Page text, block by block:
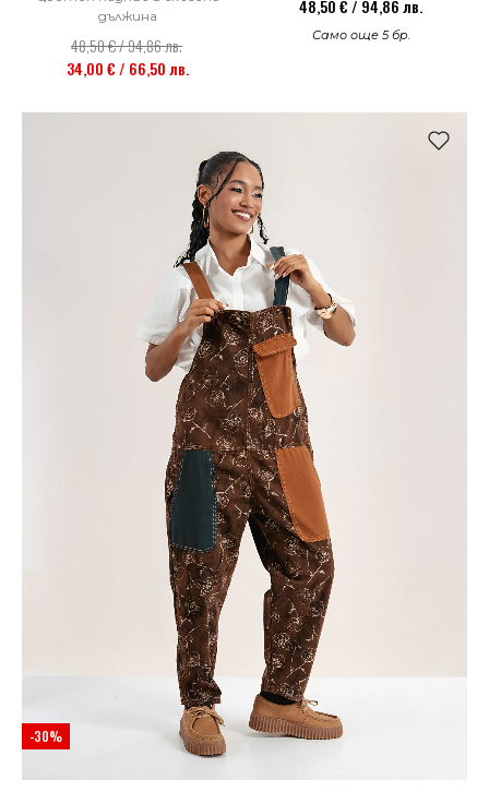
дължина
48,50 € / 94,86 лв.
34,00 € / 66,50 лв.
48,50 € / 94,86 лв.
Само още 5 бр.
-30%